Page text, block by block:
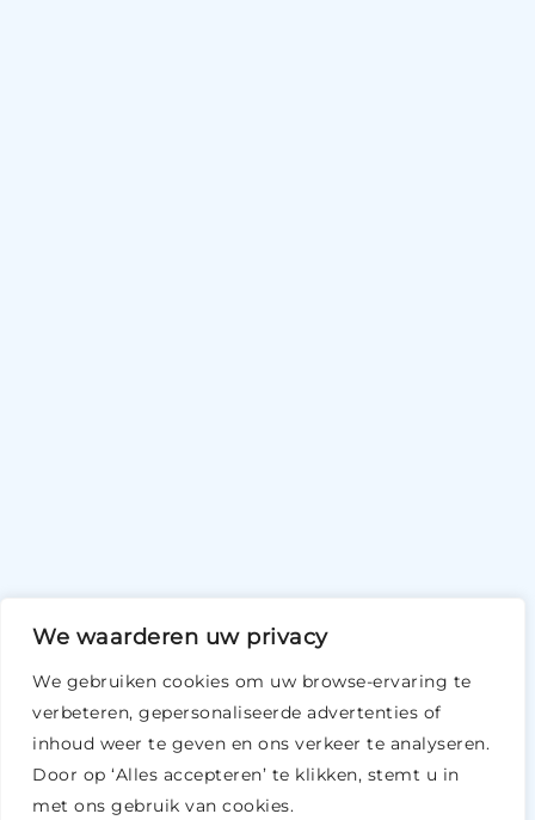
We waarderen uw privacy
We gebruiken cookies om uw browse-ervaring te
verbeteren, gepersonaliseerde advertenties of
inhoud weer te geven en ons verkeer te analyseren.
Door op ‘Alles accepteren’ te klikken, stemt u in
met ons gebruik van cookies.